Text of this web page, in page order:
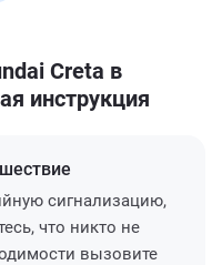
Creta в
инструкция
сигнализацию,
что никто не
вызовите